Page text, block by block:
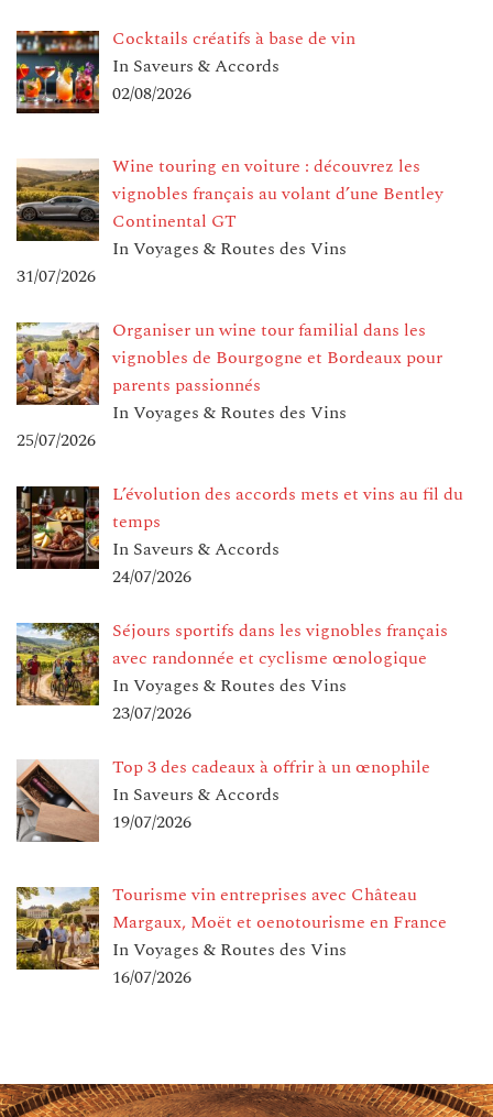
Cocktails créatifs à base de vin
In Saveurs & Accords
02/08/2026
Wine touring en voiture : découvrez les
vignobles français au volant d’une Bentley
Continental GT
In Voyages & Routes des Vins
31/07/2026
Organiser un wine tour familial dans les
vignobles de Bourgogne et Bordeaux pour
parents passionnés
In Voyages & Routes des Vins
25/07/2026
L’évolution des accords mets et vins au fil du
temps
In Saveurs & Accords
24/07/2026
Séjours sportifs dans les vignobles français
avec randonnée et cyclisme œnologique
In Voyages & Routes des Vins
23/07/2026
Top 3 des cadeaux à offrir à un œnophile
In Saveurs & Accords
19/07/2026
Tourisme vin entreprises avec Château
Margaux, Moët et oenotourisme en France
In Voyages & Routes des Vins
16/07/2026